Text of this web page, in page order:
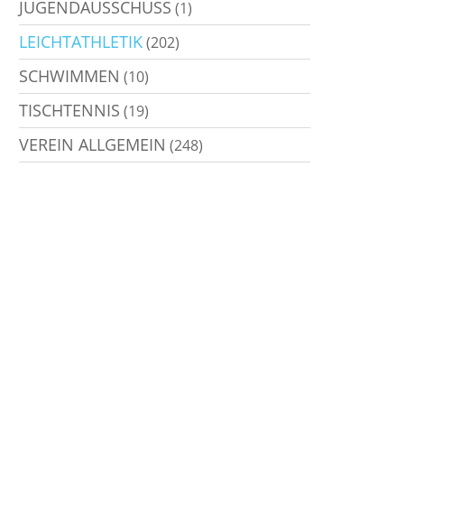
JUGENDAUSSCHUSS (1)
LEICHTATHLETIK(202)
SCHWIMMEN (10)
TISCHTENNIS (19)
VEREIN ALLGEMEIN (248)